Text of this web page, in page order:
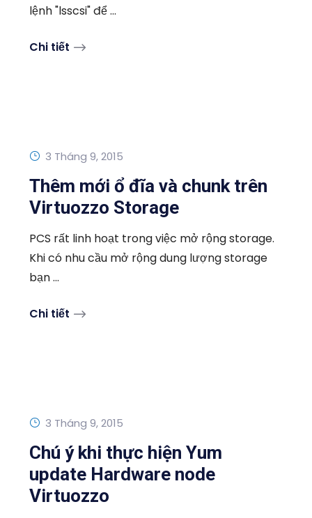
lệnh "lsscsi" để ...
Chi tiết
3 Tháng 9, 2015
Thêm mới ổ đĩa và chunk trên
Virtuozzo Storage
PCS rất linh hoạt trong việc mở rộng storage.
Khi có nhu cầu mở rộng dung lượng storage
bạn ...
Chi tiết
3 Tháng 9, 2015
Chú ý khi thực hiện Yum
update Hardware node
Virtuozzo